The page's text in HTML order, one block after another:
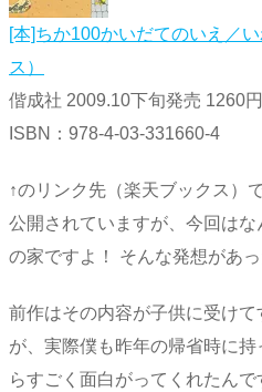
[本]ちか100かいだてのいえ／
ス）
偕成社 2009.10下旬発売 1260円
ISBN：978-4-03-331660-4
↑のリンク先（楽天ブックス）
公開されていますが、今回は
の家ですよ！ そんな発想があ
前作はその内容が子供に受け
が、実際僕も昨年の帰省時に
らすごく面白がってくれたん